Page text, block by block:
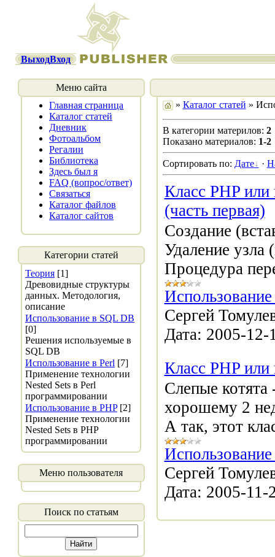
ВыходВход
Меню сайта
Главная страница
Каталог статей
Дневник
Фотоальбом
Регалии
Библиотека
Здесь был я
FAQ (вопрос/ответ)
Связаться
Каталог файлов
Каталог сайтов
Категории статей
Теория [1]
Древовидные структуры
данных. Методология,
описание
Использование в SQL DB
[0]
Решения используемые в
SQL DB
Использование в Perl [7]
Применение технологии
Nested Sets в Perl
программировании
Использование в PHP [2]
Применение технологии
Nested Sets в PHP
программировании
Меню пользователя
Поиск по статьям
» Каталог статей »
В категории материлов: 2
Показано материалов: 1-2
Сортировать по: Дате ·
Класс PHP или
(часть первая)
Создание
Удаление узла
Процедура
Сергей
Дата: 2005-12-
Класс PHP
Слепые котята
хорошему 2
А так, этот
Сергей
Дата: 2005-11-